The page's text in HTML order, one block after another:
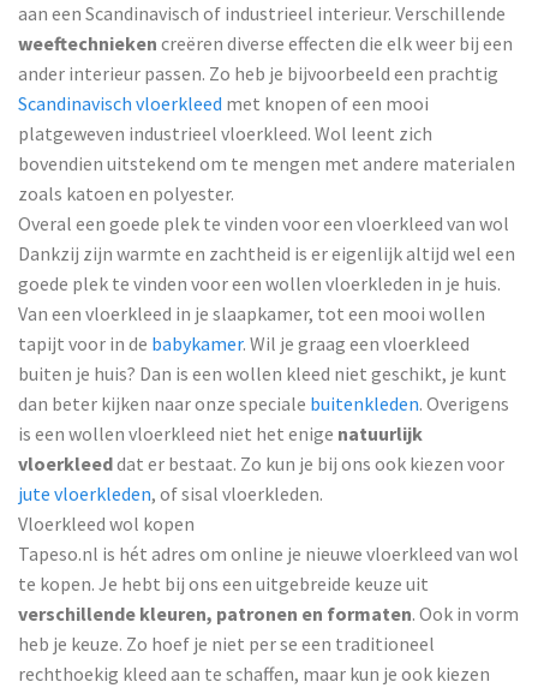
aan een Scandinavisch of industrieel interieur. Verschillende
weeftechnieken creëren diverse effecten die elk weer bij een
ander interieur passen. Zo heb je bijvoorbeeld een prachtig
Scandinavisch vloerkleed met knopen of een mooi
platgeweven industrieel vloerkleed. Wol leent zich
bovendien uitstekend om te mengen met andere materialen
zoals katoen en polyester.
Overal een goede plek te vinden voor een vloerkleed van wol
Dankzij zijn warmte en zachtheid is er eigenlijk altijd wel een
goede plek te vinden voor een wollen vloerkleden in je huis.
Van een vloerkleed in je slaapkamer, tot een mooi wollen
tapijt voor in de babykamer. Wil je graag een vloerkleed
buiten je huis? Dan is een wollen kleed niet geschikt, je kunt
dan beter kijken naar onze speciale buitenkleden. Overigens
is een wollen vloerkleed niet het enige natuurlijk
vloerkleeddat er bestaat. Zo kun je bij ons ook kiezen voor
jute vloerkleden, of sisal vloerkleden.
Vloerkleed wol kopen
Tapeso.nl is hét adres om online je nieuwe vloerkleed van wol
te kopen. Je hebt bij ons een uitgebreide keuze uit
verschillende kleuren, patronen en formaten. Ook in vorm
heb je keuze. Zo hoef je niet per se een traditioneel
rechthoekig kleed aan te schaffen, maar kun je ook kiezen